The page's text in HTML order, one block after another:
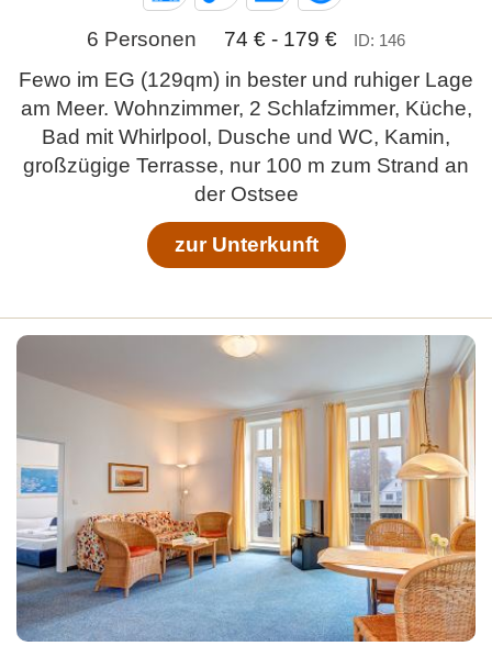
6 Personen 74 € - 179 € ID: 146
Fewo im EG (129qm) in bester und ruhiger Lage
am Meer. Wohnzimmer, 2 Schlafzimmer, Küche,
Bad mit Whirlpool, Dusche und WC, Kamin,
großzügige Terrasse, nur 100 m zum Strand an
der Ostsee
zur Unterkunft